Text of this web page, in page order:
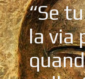
“Se
la via